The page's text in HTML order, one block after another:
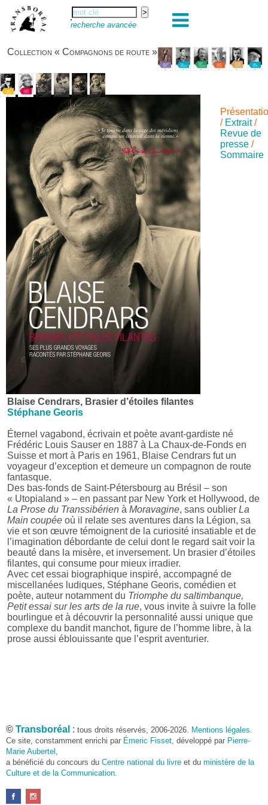
recherche avancée
Collection « Compagnons de route »
/ Extrait/
Revue de
presse /
Sommaire
Blaise Cendrars, Brasier d’étoiles filantes
Stéphane Georis
Éternel vagabond, écrivain et poète avant-gardiste né
Frédéric Louis Sauser en 1887 à La Chaux-de-Fonds en
Suisse et mort à Paris en 1961, Blaise Cendrars fut un
voyageur d’exception et demeure un compagnon de route
fantasque.
Des bas-fonds de Saint-Pétersbourg au Brésil – son
« Utopialand » – en passant par New York et Hollywood, de
La Prose du Transsibérien à Moravagine, sans oublier La
Main coupée où il relate ses aventures dans la Légion, sa
vie et son œuvre témoignent de la curiosité insatiable et de
l’imagination débordante de celui dont le regard sait voir la
beauté dans la misère, et inversement. Un brasier d’étoiles
filantes, qui consume pour mieux irradier.
Avec cet essai biographique inspiré, accompagné de
miscellanées ludiques, Stéphane Georis, comédien et
poète, auteur notamment du Triomphe du saltimbanque,
Petit essai sur les arts de la rue, vous invite à suivre la folle
bourlingue et à découvrir la personnalité aussi unique que
complexe du bandit manchot, figure de l’homme libre, à la
prose aussi éblouissante que l’esprit aventurier.
© Transboréal : tous droits réservés, 2006-2026. Mentions légales.
Ce site, constamment enrichi par Émeric Fisset, développé par Pierre-
Marie Aubertel ,
a bénéficié du concours du Centre national du livre et du ministère de la
Culture et de la Communication.